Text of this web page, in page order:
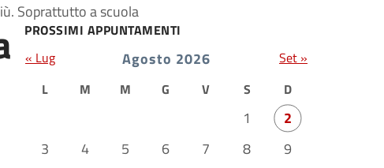
Soprattutto a scuola
PROSSIMI APPUNTAMENTI
Agosto 2026
L M M G V S D
1
2
3
4 5 6 7 8
9
« Lug Set »